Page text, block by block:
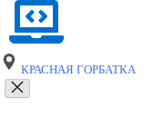
КРАСНАЯ ГОРБАТКА